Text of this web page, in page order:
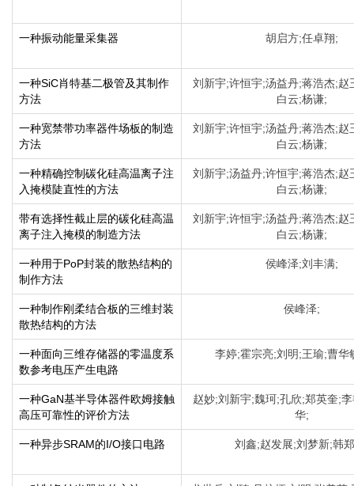
一种振动能量采集器 胡启方;任卓翔;
一种SiC肖特基二极管及其制作
方法
刘新宇;许恒宇;汤益丹;蒋浩杰;赵
白云;杨谦;
一种宽禁带功率器件场板的制造
方法
刘新宇;许恒宇;汤益丹;蒋浩杰;赵
白云;杨谦;
一种精确控制碳化硅高温离子注
入掩模陡直性的方法
刘新宇;汤益丹;许恒宇;蒋浩杰;赵
白云;杨谦;
带有选择性截止层的碳化硅高温
离子注入掩模的制造方法
刘新宇;许恒宇;汤益丹;蒋浩杰;赵
白云;杨谦;
一种用于PoP封装的散热结构的
制作方法
侯峰泽;刘丰满;
一种制作刚柔结合板的三维封装
散热结构的方法
侯峰泽;
一种面向三维存储器的零温度系
数参考电压产生电路
李婷;霍宗亮;刘明;王瑜;曹华
一种GaN基半导体器件欧姆接触
高压可靠性的评价方法
赵妙;刘新宇;魏珂;孔欣;郑英奎;
华;
一种异步SRAM的I/O接口电路 刘鑫;赵发展;刘梦新;韩